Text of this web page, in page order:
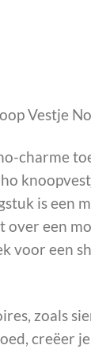
Vestje
charme
is een
over een
voor een
zoals
creëer